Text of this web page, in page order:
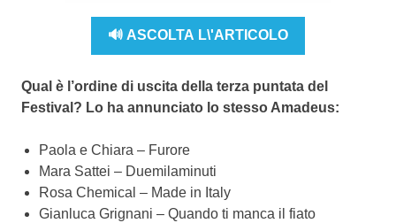
🔊 ASCOLTA L\'ARTICOLO
Qual è l’ordine di uscita della terza puntata del
Festival? Lo ha annunciato lo stesso Amadeus:
Paola e Chiara – Furore
Mara Sattei – Duemilaminuti
Rosa Chemical – Made in Italy
Gianluca Grignani – Quando ti manca il fiato